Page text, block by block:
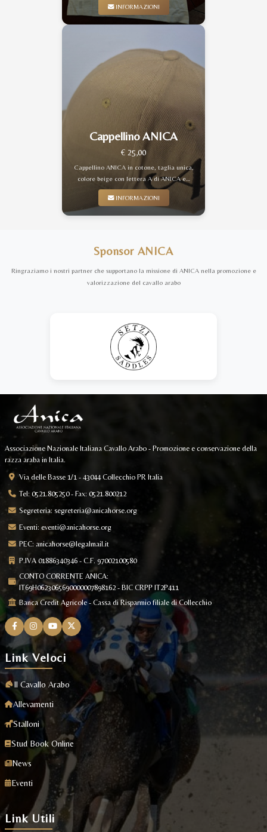
INFORMAZIONI
Cappellino ANICA
€ 25,00
Cappellino ANICA in cotone, taglia unica,
colore beige con lettera A di ANICA e…
INFORMAZIONI
Sponsor ANICA
Ringraziamo i nostri partner che supportano la missione di ANICA nella promozione e
valorizzazione del cavallo arabo
Associazione Nazionale Italiana Cavallo Arabo - Promozione e conservazione della
razza araba in Italia.
Via delle Basse 1/1 - 43044 Collecchio PR Italia
Tel: 0521.805250 - Fax: 0521.800212
Segreteria: segreteria@anicahorse.org
Eventi: eventi@anicahorse.org
PEC: anicahorse@legalmail.it
P.IVA 01886340346 - C.F. 97002100580
CONTO CORRENTE ANICA:
IT69H0623065690000007898162 - BIC CRPP IT2P411
Banca Credit Agricole - Cassa di Risparmio filiale di Collecchio
Link Veloci
Il Cavallo Arabo
Allevamenti
Stalloni
Stud Book Online
News
Eventi
Link Utili